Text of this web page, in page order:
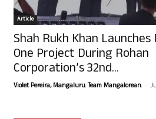
Article
Shah Rukh Khan Launches
One Project During Rohan
Corporation’s 32nd...
Violet Pereira, Mangaluru. Team Mangalorean. -